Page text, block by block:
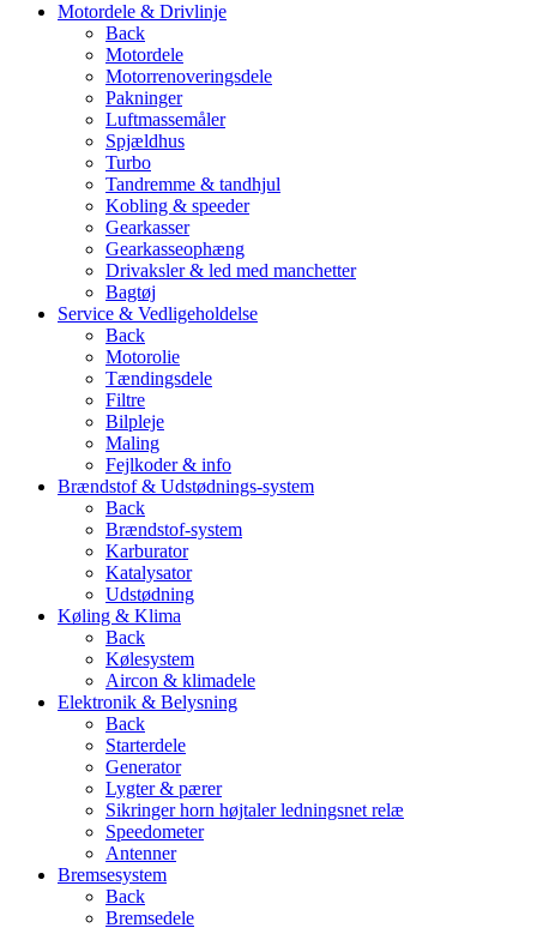
Motordele & Drivlinje
Back
Motordele
Motorrenoveringsdele
Pakninger
Luftmassemåler
Spjældhus
Turbo
Tandremme & tandhjul
Kobling & speeder
Gearkasser
Gearkasseophæng
Drivaksler & led med manchetter
Bagtøj
Service & Vedligeholdelse
Back
Motorolie
Tændingsdele
Filtre
Bilpleje
Maling
Fejlkoder & info
Brændstof & Udstødnings-system
Back
Brændstof-system
Karburator
Katalysator
Udstødning
Køling & Klima
Back
Kølesystem
Aircon & klimadele
Elektronik & Belysning
Back
Starterdele
Generator
Lygter & pærer
Sikringer horn højtaler ledningsnet relæ
Speedometer
Antenner
Bremsesystem
Back
Bremsedele